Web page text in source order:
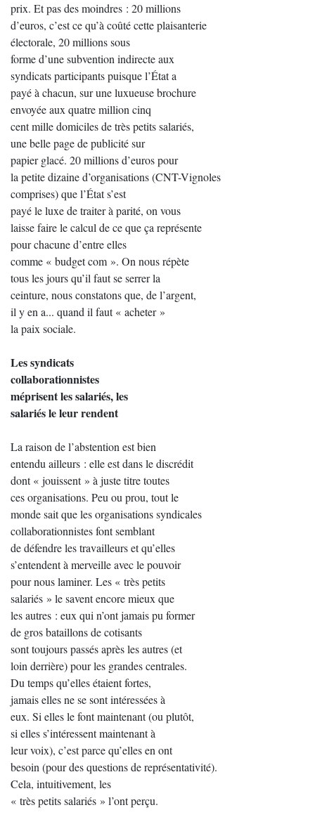
prix. Et pas des moindres : 20 millions
d’euros, c’est ce qu’à coûté cette plaisanterie
électorale, 20 millions sous
forme d’une subvention indirecte aux
syndicats participants puisque l’État a
payé à chacun, sur une luxueuse brochure
envoyée aux quatre million cinq
cent mille domiciles de très petits salariés,
une belle page de publicité sur
papier glacé. 20 millions d’euros pour
la petite dizaine d’organisations (CNT-Vignoles
comprises) que l’État s’est
payé le luxe de traiter à parité, on vous
laisse faire le calcul de ce que ça représente
pour chacune d’entre elles
comme « budget com ». On nous répète
tous les jours qu’il faut se serrer la
ceinture, nous constatons que, de l’argent,
il y en a... quand il faut « acheter »
la paix sociale.
Les syndicats
collaborationnistes
méprisent les salariés, les
salariés le leur rendent
La raison de l’abstention est bien
entendu ailleurs : elle est dans le discrédit
dont « jouissent » à juste titre toutes
ces organisations. Peu ou prou, tout le
monde sait que les organisations syndicales
collaborationnistes font semblant
de défendre les travailleurs et qu’elles
s’entendent à merveille avec le pouvoir
pour nous laminer. Les « très petits
salariés » le savent encore mieux que
les autres : eux qui n’ont jamais pu former
de gros bataillons de cotisants
sont toujours passés après les autres (et
loin derrière) pour les grandes centrales.
Du temps qu’elles étaient fortes,
jamais elles ne se sont intéressées à
eux. Si elles le font maintenant (ou plutôt,
si elles s’intéressent maintenant à
leur voix), c’est parce qu’elles en ont
besoin (pour des questions de représentativité).
Cela, intuitivement, les
« très petits salariés » l’ont perçu.